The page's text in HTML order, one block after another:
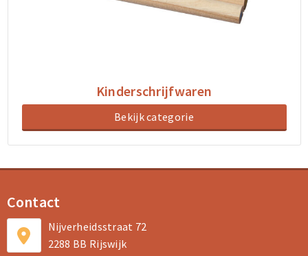
Kinderschrijfwaren
Bekijk categorie
Contact
Nijverheidsstraat 72
2288 BB Rijswijk